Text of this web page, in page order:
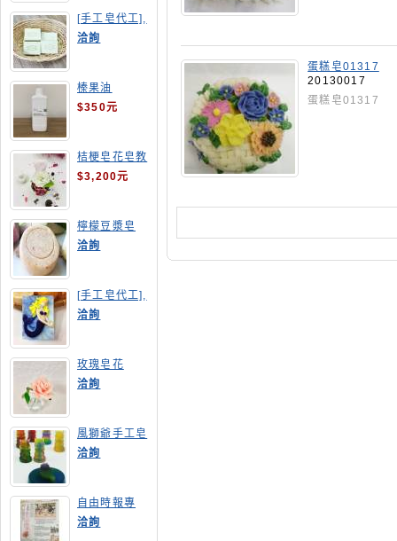
[手工皂代工],
酪梨手工皂
洽詢
榛果油
$350元
桔梗皂花皂教
學
$3,200元
檸檬豆漿皂
(溫潤手感皂)
洽詢
[手工皂代工],
美人魚手工皂
洽詢
玫瑰皂花
洽詢
風獅爺手工皂
洽詢
自由時報專
訪,手工皂達
人陳德昇老師
洽詢
蛋糕皂01317
20130017
蛋糕皂01317